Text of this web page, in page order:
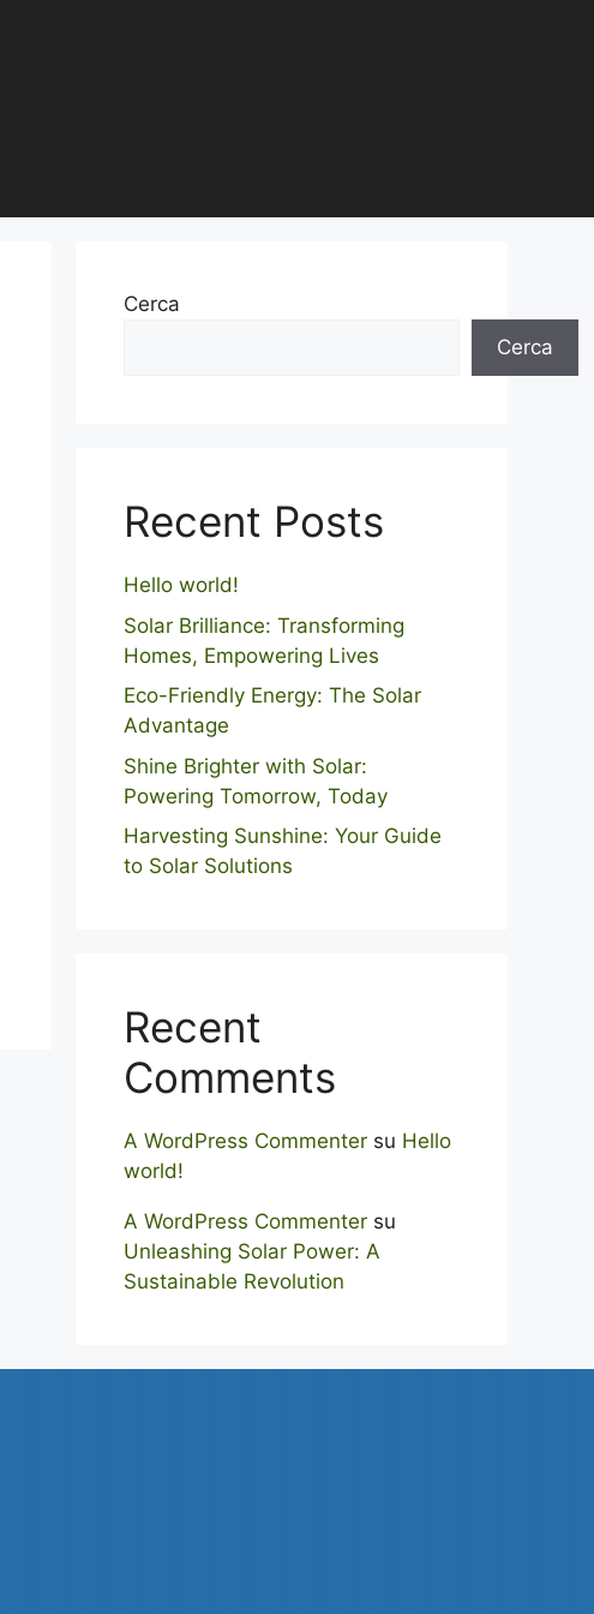
Cerca
Cerca
Recent Posts
Hello world!
Solar Brilliance: Transforming
Homes, Empowering Lives
Eco-Friendly Energy: The Solar
Advantage
Shine Brighter with Solar:
Powering Tomorrow, Today
Harvesting Sunshine: Your Guide
to Solar Solutions
Recent
Comments
A WordPress Commenter su Hello
world!
A WordPress Commenter su
Unleashing Solar Power: A
Sustainable Revolution